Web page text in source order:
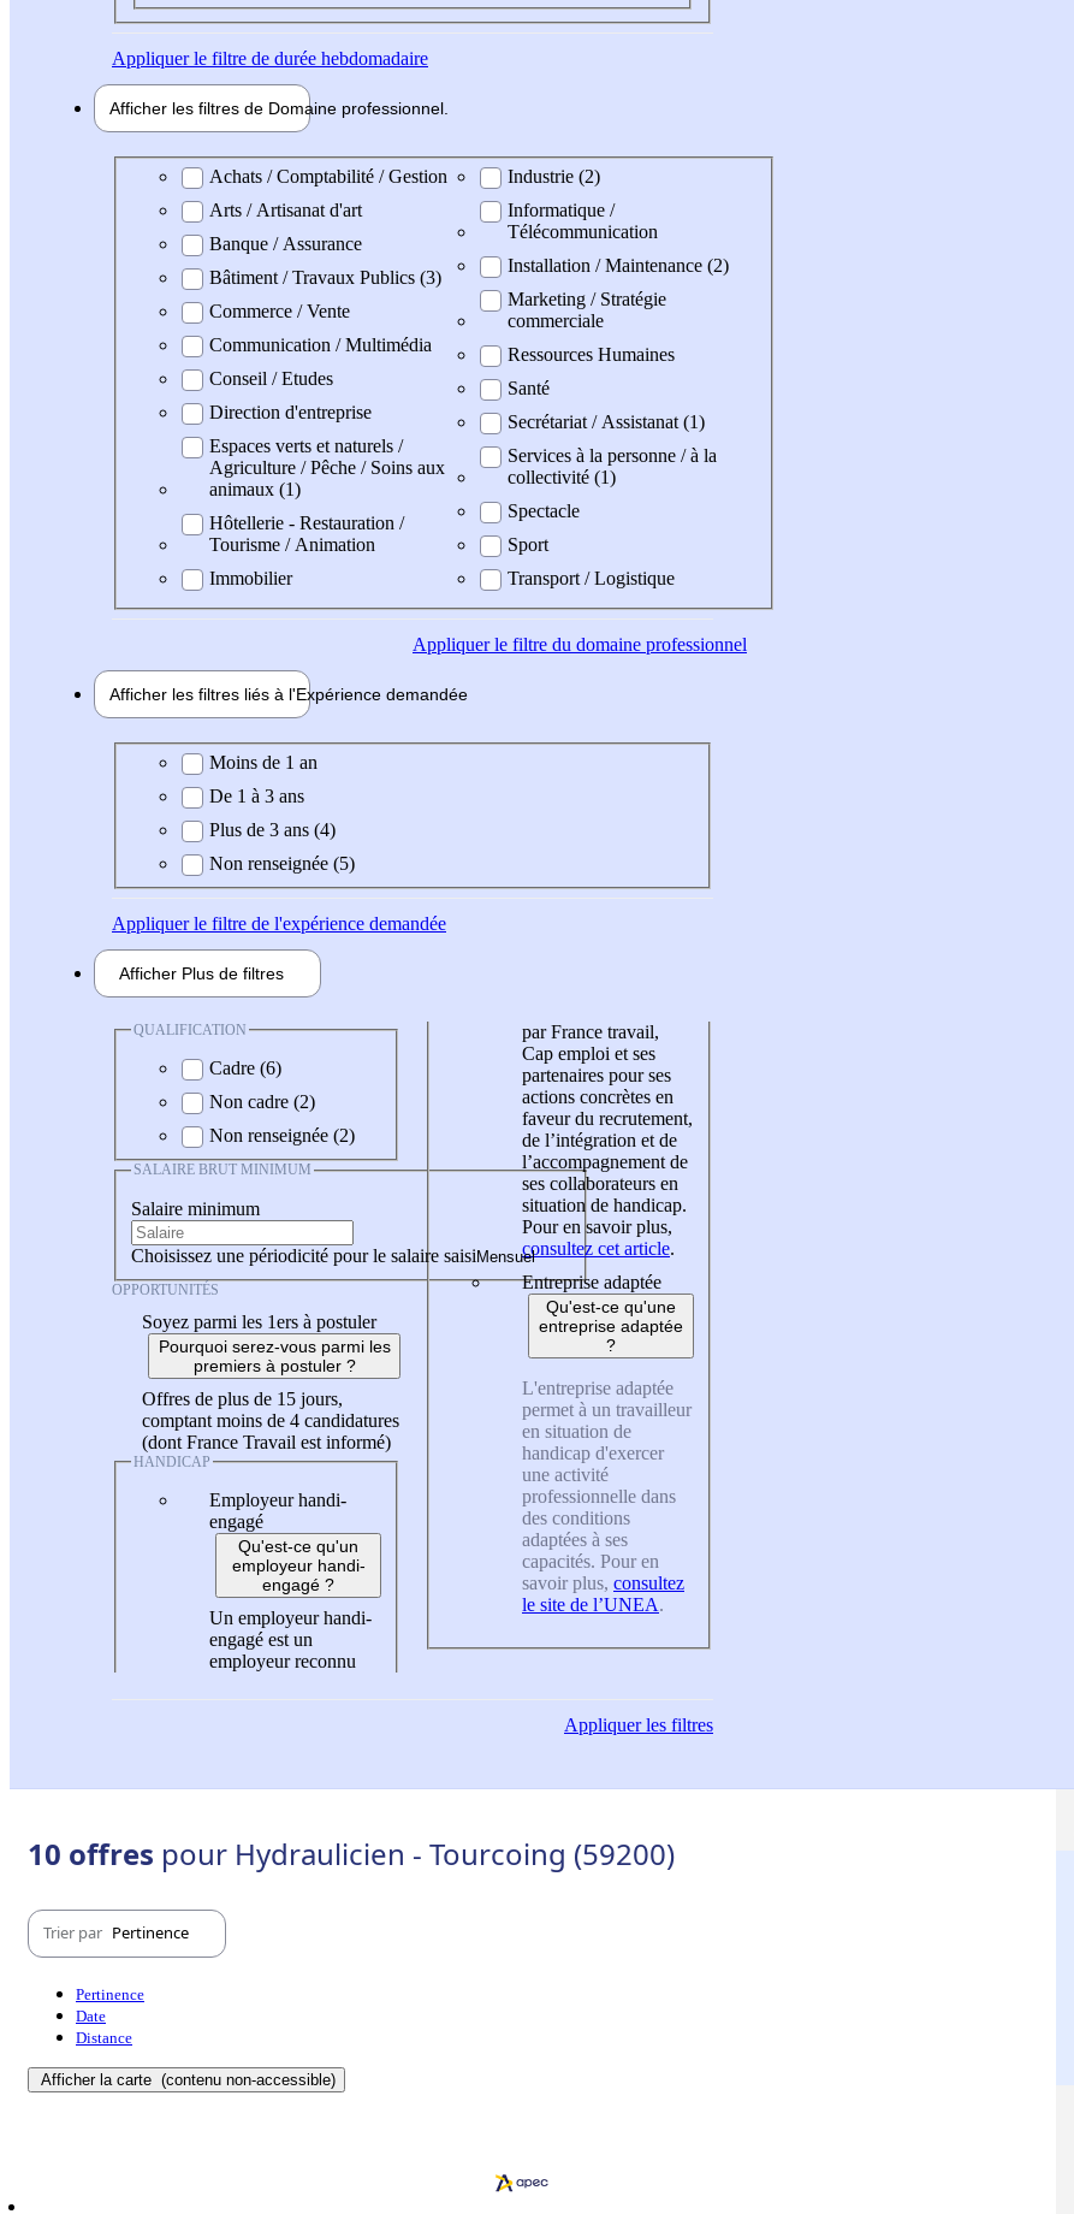
Appliquerle filtre de durée hebdomadaire
Afficher les filtres de Domaine professionnel
Domaine professionel
Achats / Comptabilité / Gestion
Arts / Artisanat d'art
Banque / Assurance
Bâtiment / Travaux Publics (3)
Commerce / Vente
Communication / Multimédia
Conseil / Etudes
Direction d'entreprise
Espaces verts et naturels /
Agriculture / Pêche / Soins aux
animaux (1)
Hôtellerie - Restauration /
Tourisme / Animation
Immobilier
Industrie (2)
Informatique /
Télécommunication
Installation / Maintenance (2)
Marketing / Stratégie
commerciale
Ressources Humaines
Santé
Secrétariat / Assistanat (1)
Services à la personne / à la
collectivité (1)
Spectacle
Sport
Transport / Logistique
Appliquerle filtre du domaine professionnel
Afficher les filtres liés à l'Expérience demandée
Expérience demandée
Moins de 1 an
De 1 à 3 ans
Plus de 3 ans (4)
Non renseignée (5)
Appliquerle filtre de l'expérience demandée
Afficher Plus de filtres
QUALIFICATION
Cadre (6)
Non cadre (2)
Non renseignée (2)
SALAIRE BRUT MINIMUM
Salaire minimum
Choisissez une périodicité pour le salaire saisi
OPPORTUNITÉS
Soyez parmi les 1ers à postuler
Pourquoi serez-vous parmi les
premiers à postuler ?
Offres de plus de 15 jours,
comptant moins de 4 candidatures
(dont France Travail est informé)
HANDICAP
Employeur handi-
engagé
Qu'est-ce qu'un
employeur handi-
engagé ?
Un employeur handi-
engagé est un
employeur reconnu
par France travail,
Cap emploi et ses
partenaires pour ses
actions concrètes en
faveur du recrutement,
de l’intégration et de
l’accompagnement de
ses collaborateurs en
situation de handicap.
Pour en savoir plus,
consultez cet article.
Entreprise adaptée
Qu'est-ce qu'une
entreprise adaptée
?
L'entreprise adaptée
permet à un travailleur
en situation de
handicap d'exercer
une activité
professionnelle dans
des conditions
adaptées à ses
capacités. Pour en
savoir plus, consultez
le site de l’UNEA.
Appliquerles filtres
10 offres pour Hydraulicien - Tourcoing (59200)
Trier par Pertinence
Pertinence
Date
Distance
Afficher la carte (contenu non-accessible)